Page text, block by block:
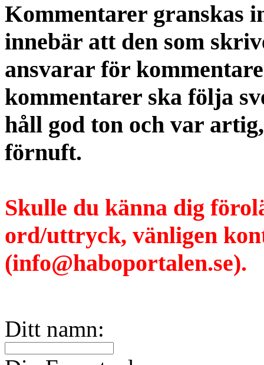
Kommentarer granskas
innebär att den som
ansvarar för
kommentarer ska följa
håll god ton och var
förnuft.
Skulle du känna dig
ord/uttryck, vänligen
(info@haboportalen.se).
Ditt namn: